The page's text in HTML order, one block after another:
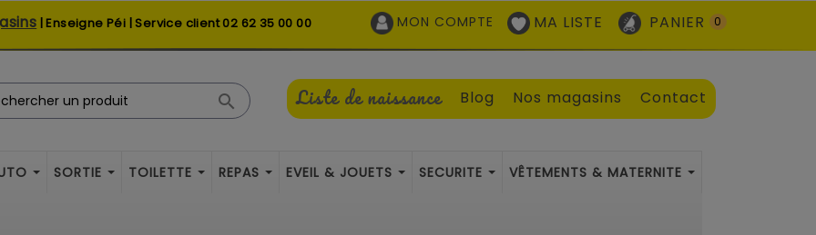
| Enseigne Péi | Service client02 62 35 00 00 MON COMPTE MA LISTE PANIER 0
Liste de naissance Blog Nos magasins Contact

SORTIE TOILETTE REPAS EVEIL & JOUETS SECURITE VÊTEMENTS & MATERNITE